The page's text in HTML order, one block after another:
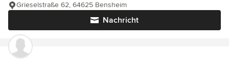
Nachricht
Grieselstraße 62, 64625 Bensheim